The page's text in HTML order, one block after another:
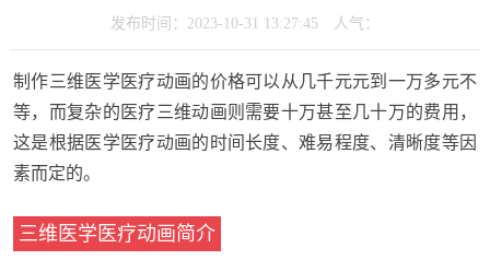
发布时间：2023-10-31 13:27:45 人气：
制作三维医学医疗动画的价格可以从几千元元到一万多元不
等，而复杂的医疗三维动画则需要十万甚至几十万的费用，
这是根据医学医疗动画的 时间长度、难易程度、清晰度等因
素而定的。
三维医学医疗动画简介